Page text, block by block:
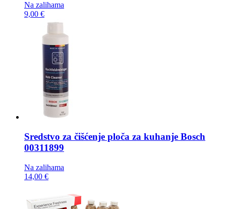
Na zalihama
9,00 €
Sredstvo za čišćenje ploča za kuhanje Bosch
00311899
Na zalihama
14,00 €